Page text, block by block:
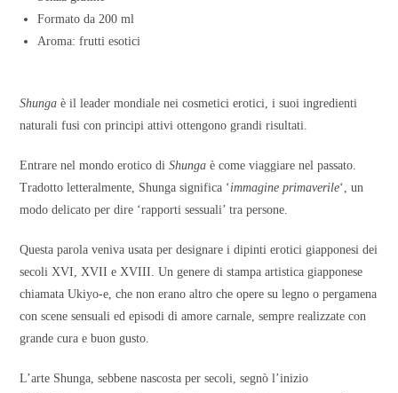
Formato da 200 ml
Aroma: frutti esotici
Shunga è il leader mondiale nei cosmetici erotici, i suoi ingredienti
naturali fusi con principi attivi ottengono grandi risultati.
Entrare nel mondo erotico diShunga è come viaggiare nel passato.
Tradotto letteralmente, Shunga significa ‘immagine primaverile‘, un
modo delicato per dire ‘rapporti sessuali’ tra persone.
Questa parola veniva usata per designare i dipinti erotici giapponesi dei
secoli XVI, XVII e XVIII. Un genere di stampa artistica giapponese
chiamata Ukiyo-e, che non erano altro che opere su legno o pergamena
con scene sensuali ed episodi di amore carnale, sempre realizzate con
grande cura e buon gusto.
L’arte Shunga, sebbene nascosta per secoli, segnò l’inizio